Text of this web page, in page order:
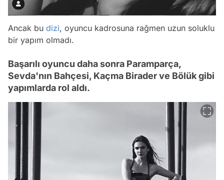
Ancak bu dizi, oyuncu kadrosuna rağmen uzun soluklu
bir yapım olmadı.
Başarılı oyuncu daha sonra Paramparça,
Sevda'nın Bahçesi, Kaçma Birader ve Bölük gibi
yapımlarda rol aldı.